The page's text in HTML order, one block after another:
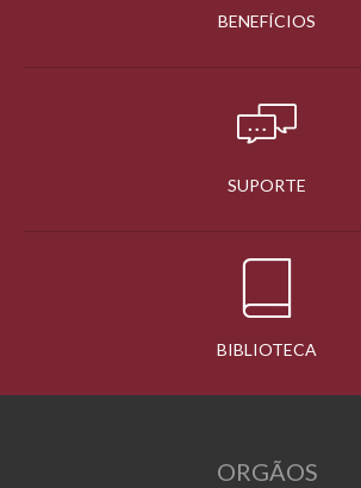
BENEFÍCIOS
SUPORTE
BIBLIOTECA
ORGÃOS